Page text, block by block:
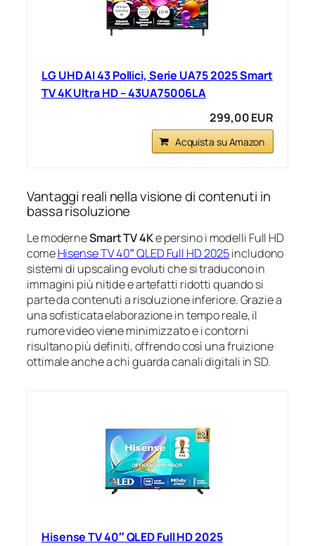
LG UHD AI 43 Pollici, Serie UA75 2025 Smart
TV 4K Ultra HD – 43UA75006LA
299,00 EUR
Acquista su Amazon
Vantaggi reali nella visione di contenuti in
bassa risoluzione
Le moderneSmart TV 4Ke persino i modelli Full HD
comeHisense TV 40″ QLED Full HD 2025includono
sistemi di upscaling evoluti che si traducono in
immagini più nitide e artefatti ridotti quando si
parte da contenuti a risoluzione inferiore. Grazie a
una sofisticata elaborazione in tempo reale, il
rumore video viene minimizzato e i contorni
risultano più definiti, offrendo così una fruizione
ottimale anche a chi guarda canali digitali in SD.
Hisense TV 40″ QLED Full HD 2025